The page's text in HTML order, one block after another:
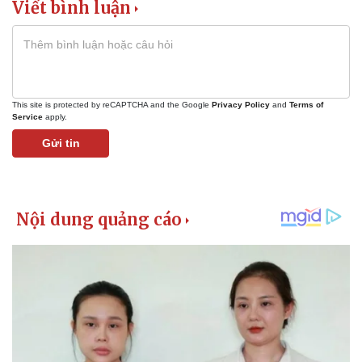
Viết bình luận
This site is protected by reCAPTCHA and the Google Privacy Policy and Terms of
Service apply.
Gửi tin